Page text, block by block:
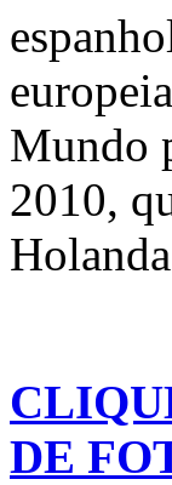
Mundo
2010,
DE